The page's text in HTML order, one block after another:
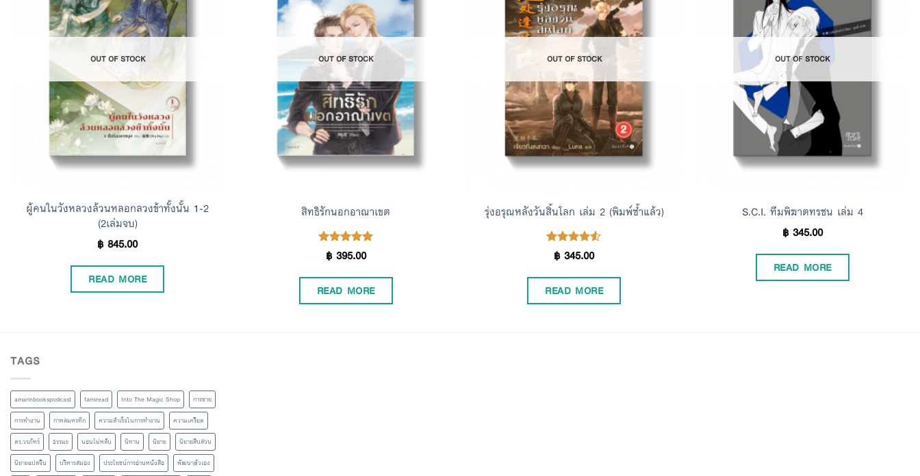
Wishlist
OUT OF STOCK
ผู้คนในวังหลวงล้วนหลอกลวงข้าทั้งนั้น 1-2
(2เล่มจบ)
฿845.00
READ MORE
OUT OF STOCK
สิทธิรักนอกอาณาเขต
Rated5.00
฿395.00
READ MORE
Wishlist
OUT OF STOCK
รุ่งอรุณหลังวันสิ้นโลก เล่ม 2 (พิมพ์ซ้ำแล้ว)
Rated4.50
฿345.00
READ MORE
Wishlist
OUT OF STOCK
S.C.I. ทีมพิฆาตทรชน เล่ม 4
฿345.00
READ MORE
TAGS
amarinbookspodcast famiread Into The Magic Shop
การขาย
การทำงาน
กาหลมหรทึก ความสำเร็จในการทำงาน
ความเครียด
ดร.วรภัทร์
ธรรมะ นอนไม่หลับ นิทาน นิยาย
นิยายสืบสวน
นิยายแปลจีน
บริหารสมอง ประโยชน์การอ่านหนังสือ
พัฒนาตัวเอง